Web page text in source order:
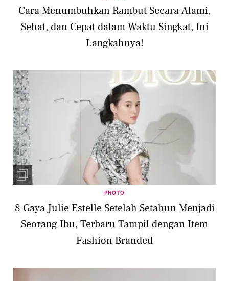
Cara Menumbuhkan Rambut Secara Alami,
Sehat, dan Cepat dalam Waktu Singkat, Ini
Langkahnya!
PHOTO
8 Gaya Julie Estelle Setelah Setahun Menjadi
Seorang Ibu, Terbaru Tampil dengan Item
Fashion Branded